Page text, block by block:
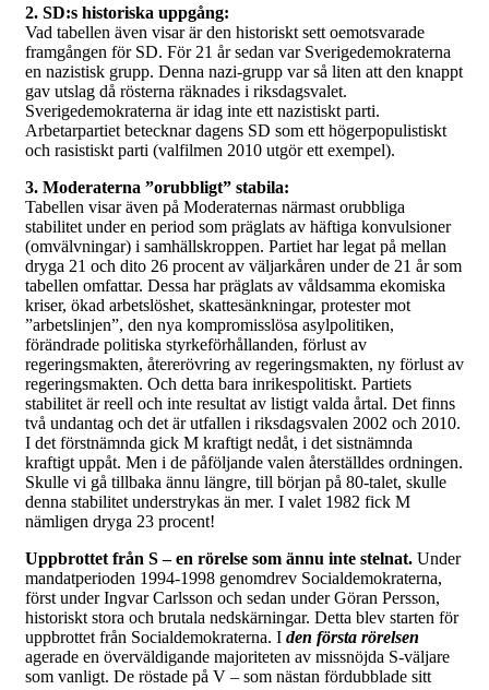
2. SD:s historiska uppgång:
Vad tabellen även visar är den historiskt sett oemotsvarade
framgången för SD. För 21 år sedan var Sverigedemokraterna
en nazistisk grupp. Denna nazi-grupp var så liten att den knappt
gav utslag då rösterna räknades i riksdagsvalet.
Sverigedemokraterna är idag inte ett nazistiskt parti.
Arbetarpartiet betecknar dagens SD som ett högerpopulistiskt
och rasistiskt parti (valfilmen 2010 utgör ett exempel).
3. Moderaterna ”orubbligt” stabila:
Tabellen visar även på Moderaternas närmast orubbliga
stabilitet under en period som präglats av häftiga konvulsioner
(omvälvningar) i samhällskroppen. Partiet har legat på mellan
dryga 21 och dito 26 procent av väljarkåren under de 21 år som
tabellen omfattar. Dessa har präglats av våldsamma ekomiska
kriser, ökad arbetslöshet, skattesänkningar, protester mot
”arbetslinjen”, den nya kompromisslösa asylpolitiken,
förändrade politiska styrkeförhållanden, förlust av
regeringsmakten, återerövring av regeringsmakten, ny förlust av
regeringsmakten. Och detta bara inrikespolitiskt. Partiets
stabilitet är reell och inte resultat av listigt valda årtal. Det finns
två undantag och det är utfallen i riksdagsvalen 2002 och 2010.
I det förstnämnda gick M kraftigt nedåt, i det sistnämnda
kraftigt uppåt. Men i de påföljande valen återställdes ordningen.
Skulle vi gå tillbaka ännu längre, till början på 80-talet, skulle
denna stabilitet understrykas än mer. I valet 1982 fick M
nämligen dryga 23 procent!
Uppbrottet från S – en rörelse som ännu inte stelnat. Under
mandatperioden 1994-1998 genomdrev Socialdemokraterna,
först under Ingvar Carlsson och sedan under Göran Persson,
historiskt stora och brutala nedskärningar. Detta blev starten för
uppbrottet från Socialdemokraterna. I den första rörelsen
agerade en överväldigande majoriteten av missnöjda S-väljare
som vanligt. De röstade på V – som nästan fördubblade sitt